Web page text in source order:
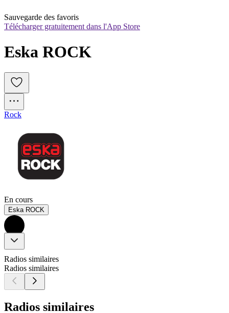
Sauvegarde des favoris
Télécharger gratuitement dans l'App Store
Eska ROCK
Rock
En cours
Eska ROCK
Radios similaires
Radios similaires
Radios similaires